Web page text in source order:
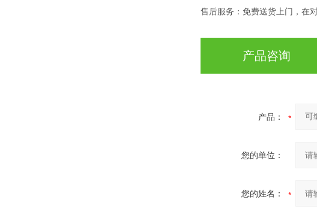
售后服务：免费送货上门，在
产品咨询
产品：
您的单位：
您的姓名：